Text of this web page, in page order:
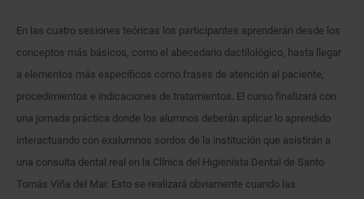
En las cuatro sesiones teóricas los participantes aprenderán desde los
conceptos más básicos, como el abecedario dactilológico, hasta llegar
a elementos más específicos como frases de atención al paciente,
procedimientos e indicaciones de tratamientos. El curso finalizará con
una jornada práctica donde los alumnos deberán aplicar lo aprendido
interactuando con exalumnos sordos de la institución que asistirán a
una consulta dental real en la Clínica del Higienista Dental de Santo
Tomás Viña del Mar. Esto se realizará obviamente cuando las